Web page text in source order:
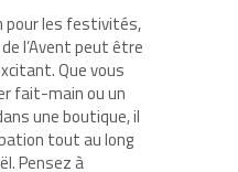
pour les festivités,
l’Avent peut être
Que vous
fait-main ou un
une boutique, il
tout au long
Pensez à